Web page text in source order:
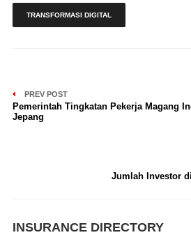
TRANSFORMASI DIGITAL
PREV POST
Pemerintah Tingkatan Pekerja Magang
Jepang
Jumlah Investor
INSURANCE DIRECTORY